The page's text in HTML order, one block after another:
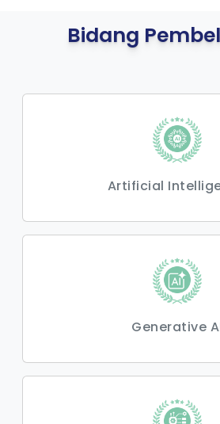
Bidang
Artificial
Generative